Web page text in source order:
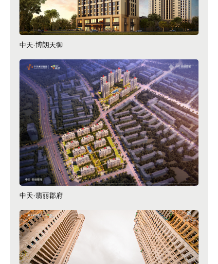
中天·博朗天御
中天·翡丽郡府